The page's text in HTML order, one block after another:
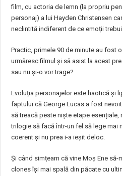
film, cu actoria de lemn (la propriu
personaj) a lui Hayden Christensen
neclintită indiferent de ce emoții
Practic, primele 90 de minute au fost
urmăresc filmul și să asist la acest
sau nu și-o vor trage?
Evoluția personajelor este haotică și
faptului că George Lucas a fost
să treacă peste niște etape
trilogie să facă într-un fel să lege mai
coerent și nu prea i-a ieșit deloc.
Și când simțeam că vine Moș Ene
clones își mai spală din păcate cu